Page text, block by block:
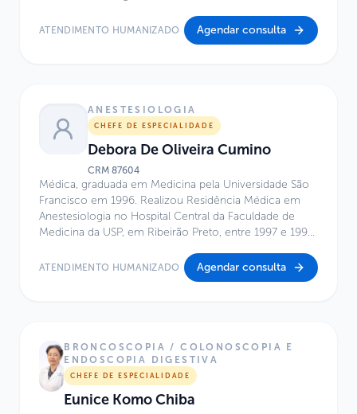
ATENDIMENTO HUMANIZADO Agendar consulta
ANESTESIOLOGIA
CHEFE DE ESPECIALIDADE
Debora De Oliveira Cumino
CRM 87604
Médica, graduada em Medicina pela Universidade São
Francisco em 1996. Realizou Residência Médica em
Anestesiologia no Hospital Central da Faculdade de
Medicina da USP, em Ribeirão Preto, entre 1997 e 1999,
Hospital Infantil Pequeno Príncipe, em Curitiba, no
período de 1999 a 2000. É mestre em Pesquisa em
em Saúde pelo INSPER, concluído em 2020.
Atualmente, atua no Centro de Excelência do Hospital
Infantil Sabará.
ATENDIMENTO HUMANIZADO Agendar consulta
BRONCOSCOPIA / COLONOSCOPIA E
ENDOSCOPIA DIGESTIVA
CHEFE DE ESPECIALIDADE
Eunice Komo Chiba